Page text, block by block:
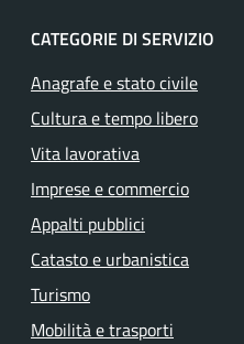
CATEGORIE DI SERVIZIO
Anagrafe e stato civile
Cultura e tempo libero
Vita lavorativa
Imprese e commercio
Appalti pubblici
Catasto e urbanistica
Turismo
Mobilità e trasporti